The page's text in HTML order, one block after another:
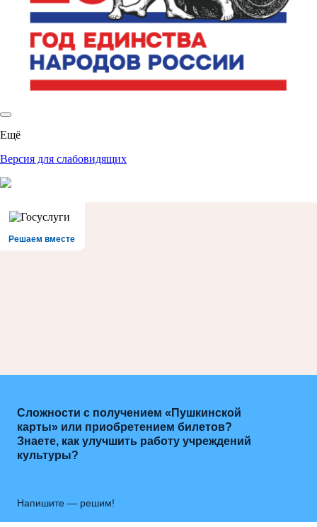
Ещё
Версия для слабовидящих
Решаем вместе
Сложности с получением «Пушкинской
карты» или приобретением билетов?
Знаете, как улучшить работу учреждений
культуры?
Напишите — решим!